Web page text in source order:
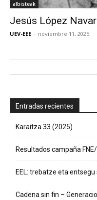
albisteak
Jesús López
UEV-EEE - noviembre 11, 2025
Entradas recientes
Karaitza 33 (2025)
Resultados campaña
EEL: trebatze eta entsegu
Cadena sin fin –